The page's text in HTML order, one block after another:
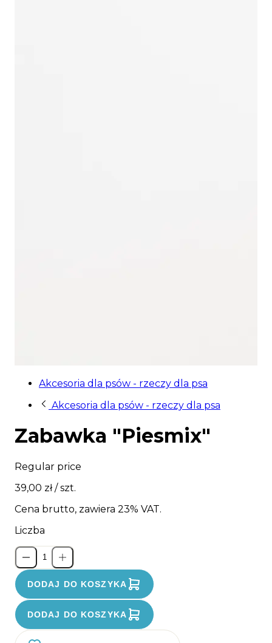
Akcesoria dla psów - rzeczy dla psa
Akcesoria dla psów - rzeczy dla psa
Zabawka "Piesmix"
Regular price
39,00 zł/ szt.
Cena brutto, zawiera 23% VAT.
Liczba
DODAJ DO KOSZYKA
DODAJ DO KOSZYKA